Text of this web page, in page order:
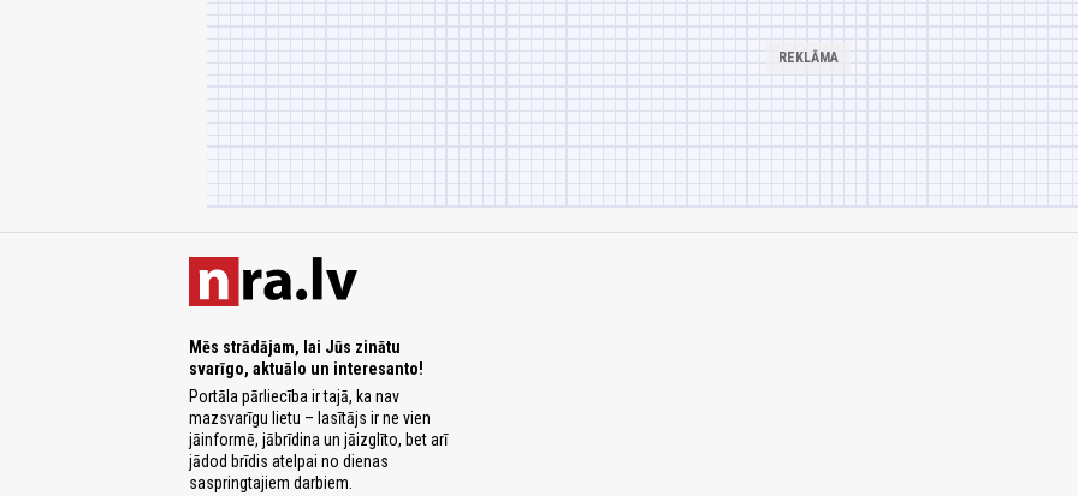
Mēs strādājam, lai Jūs zinātu
svarīgo, aktuālo un interesanto!
Portāla pārliecība ir tajā, ka nav
mazsvarīgu lietu – lasītājs ir ne vien
jāinformē, jābrīdina un jāizglīto, bet arī
jādod brīdis atelpai no dienas
saspringtajiem darbiem.